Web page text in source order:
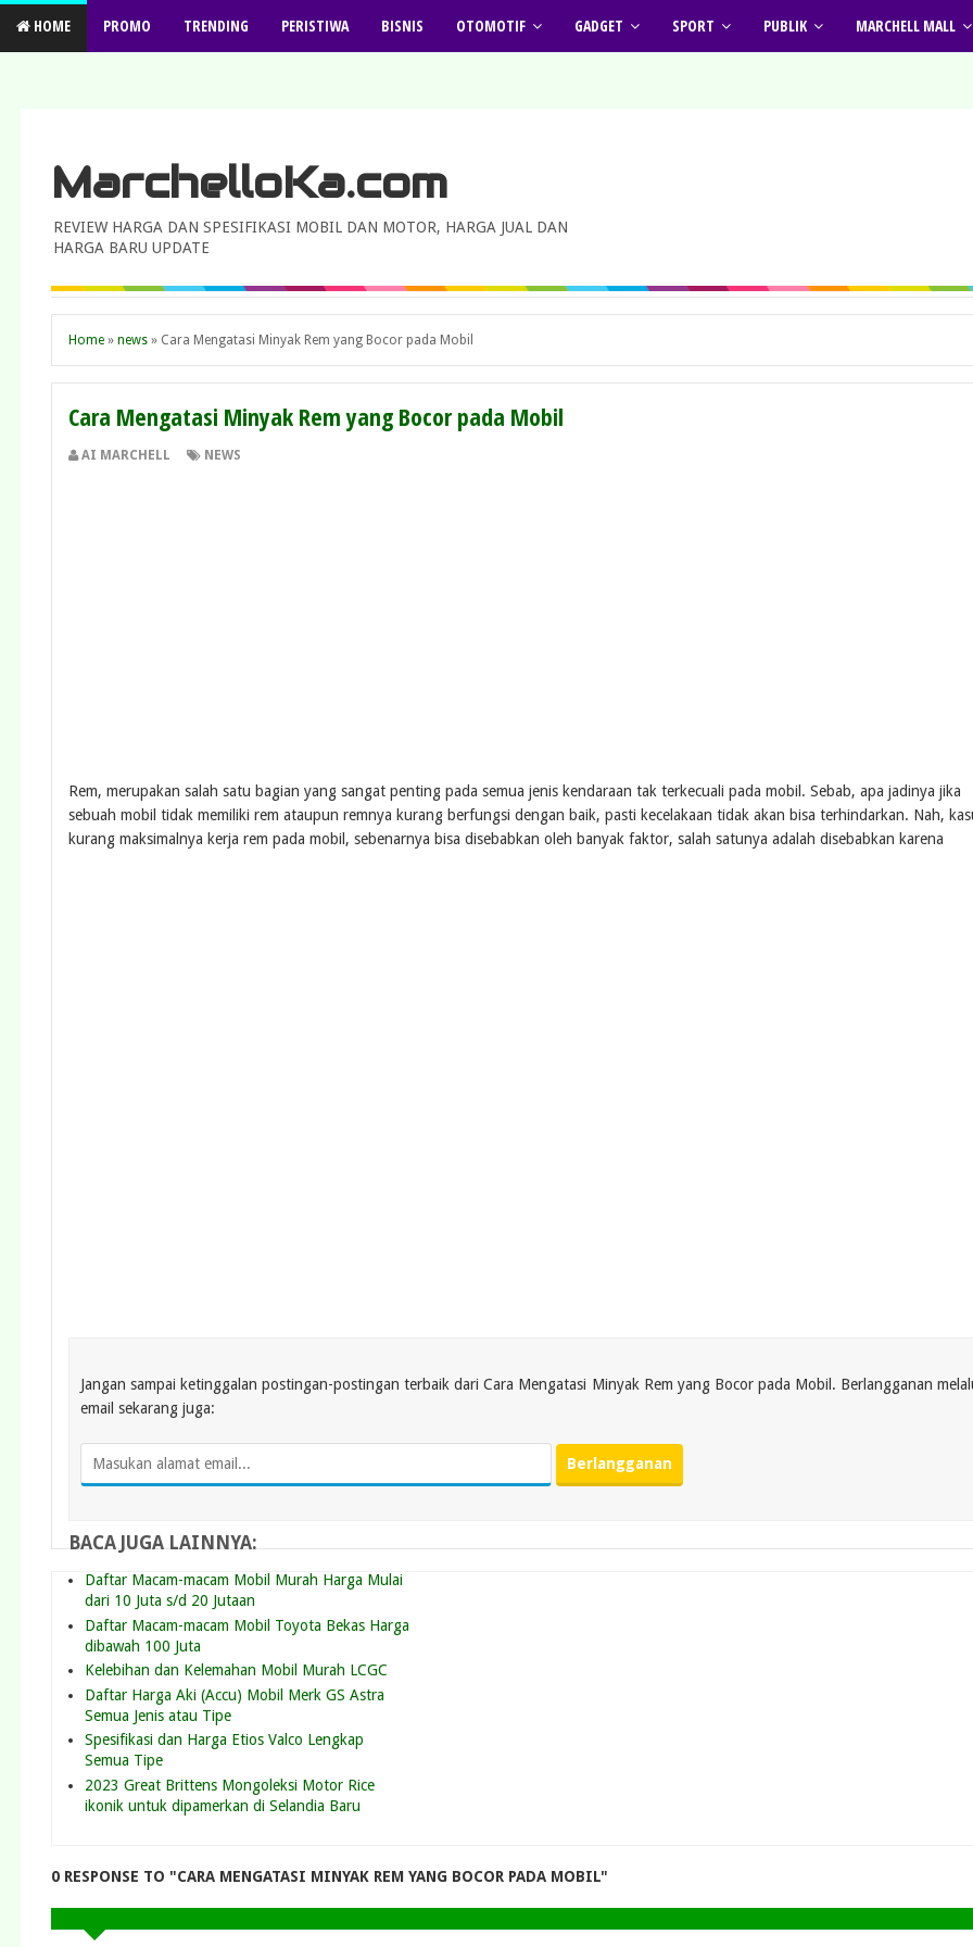
HOME PROMO TRENDING PERISTIWA BISNIS OTOMOTIF GADGET SPORT PUBLIK MARCHELL MALL
MarchelloKa.com
REVIEW HARGA DAN SPESIFIKASI MOBIL DAN MOTOR, HARGA JUAL DAN
HARGA BARU UPDATE
Home » news » Cara Mengatasi Minyak Rem yang Bocor pada Mobil
Cara Mengatasi Minyak Rem yang Bocor pada Mobil
AI MARCHELL NEWS
Rem, merupakan salah satu bagian yang sangat penting pada semua jenis kendaraan tak terkecuali pada mobil. Sebab, apa jadinya jika
sebuah mobil tidak memiliki rem ataupun remnya kurang berfungsi dengan baik, pasti kecelakaan tidak akan bisa terhindarkan. Nah,
kurang maksimalnya kerja rem pada mobil, sebenarnya bisa disebabkan oleh banyak faktor, salah satunya adalah disebabkan karena
Jangan sampai ketinggalan postingan-postingan terbaik dari Cara Mengatasi Minyak Rem yang Bocor pada Mobil. Berlangganan
email sekarang juga:
BACA JUGA LAINNYA:
Daftar Macam-macam Mobil Murah Harga Mulai
dari 10 Juta s/d 20 Jutaan
Daftar Macam-macam Mobil Toyota Bekas Harga
dibawah 100 Juta
Kelebihan dan Kelemahan Mobil Murah LCGC
Daftar Harga Aki (Accu) Mobil Merk GS Astra
Semua Jenis atau Tipe
Spesifikasi dan Harga Etios Valco Lengkap
Semua Tipe
2023 Great Brittens Mongoleksi Motor Rice
ikonik untuk dipamerkan di Selandia Baru
0 RESPONSE TO "CARA MENGATASI MINYAK REM YANG BOCOR PADA MOBIL"